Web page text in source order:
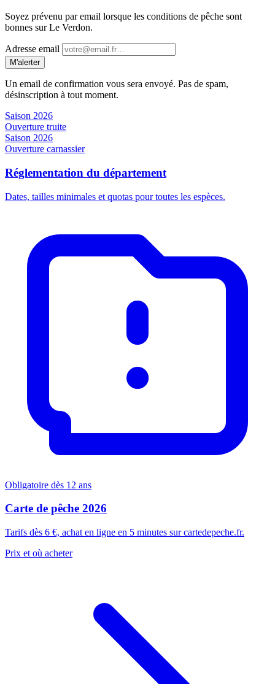
Soyez prévenu par email lorsque les conditions de pêche sont
bonnes sur Le Verdon.
Adresse email
M'alerter
Un email de confirmation vous sera envoyé. Pas de spam,
désinscription à tout moment.
Saison 2026
Ouverture truite
Saison 2026
Ouverture carnassier
Réglementation du département
Dates, tailles minimales et quotas pour toutes les espèces.
Obligatoire dès 12 ans
Carte de pêche 2026
Tarifs dès 6 €, achat en ligne en 5 minutes sur cartedepeche.fr.
Prix et où acheter